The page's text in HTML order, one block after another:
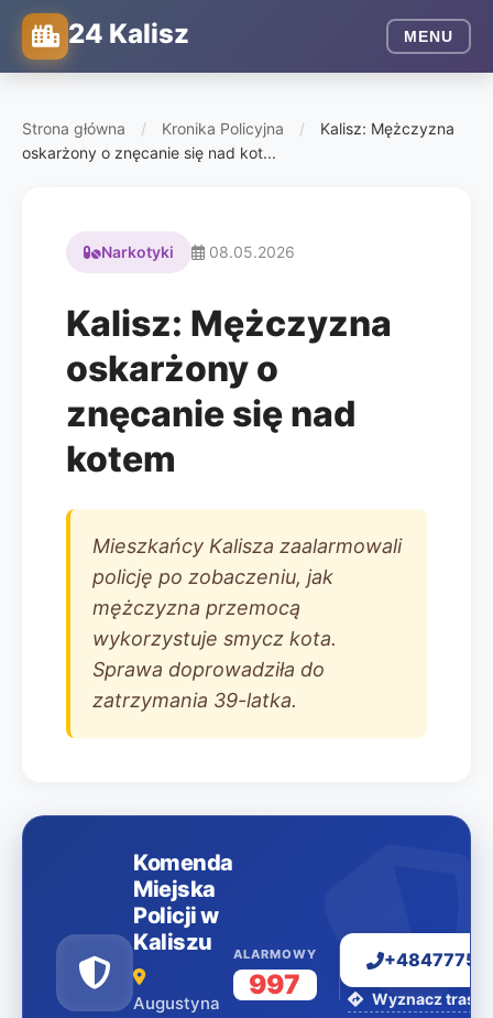
24 Kalisz MENU
Strona główna / Kronika Policyjna /
Kalisz: Mężczyzna
oskarżony o znęcanie się nad kot...
Narkotyki 08.05.2026
Kalisz: Mężczyzna
oskarżony o
znęcanie się nad
kotem
Mieszkańcy Kalisza zaalarmowali
policję po zobaczeniu, jak
mężczyzna przemocą
wykorzystuje smycz kota.
Sprawa doprowadziła do
zatrzymania 39-latka.
Komenda
Miejska
Policji w
Kaliszu
Augustyna
ALARMOWY
997 Wyznacz trasę